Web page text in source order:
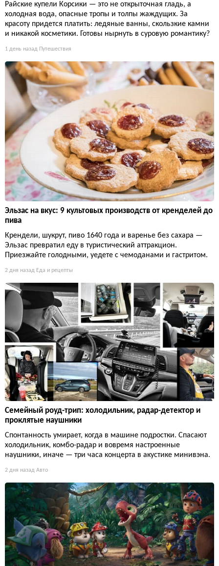
Райские купели Корсики — это не открыточная гладь, а
холодная вода, опасные тропы и толпы жаждущих. За
красоту придется платить: ледяные ванны, скользкие камни
и никакой косметики. Готовы нырнуть в суровую романтику?
1 день назад Путешествия
Эльзас на вкус: 9 культовых производств от кренделей до
пива
Крендели, шукрут, пиво 1640 года и варенье без сахара —
Эльзас превратил еду в туристический аттракцион.
Приезжайте голодными, уедете с чемоданами и гастритом.
2 дня назад Еда и рецепты
Семейный роуд-трип: холодильник, радар-детектор и
проклятые наушники
Спонтанность умирает, когда в машине подростки. Спасают
холодильник, комбо-радар и вовремя настроенные
наушники, иначе — три часа концерта в акустике минивэна.
2 дня назад Авто